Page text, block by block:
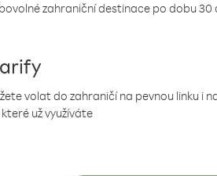
zahraniční destinace po dobu 30
volat do zahraničí na pevnou linku i
už využíváte